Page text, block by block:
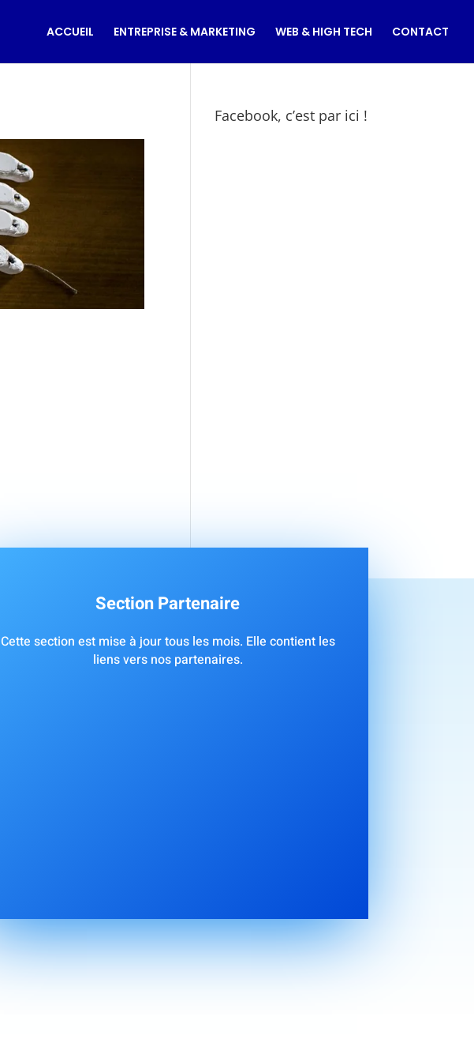
ACCUEIL ENTREPRISE & MARKETING WEB & HIGH TECH CONTACT
Facebook, c’est par ici !
Section Partenaire
Cette section est mise à jour tous les mois. Elle contient les
liens vers nos partenaires.